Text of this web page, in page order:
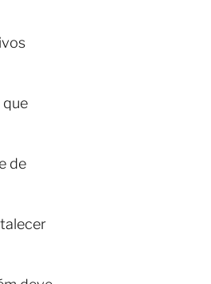
que
de